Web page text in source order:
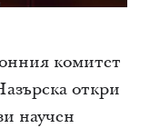
комитет
откри
научен